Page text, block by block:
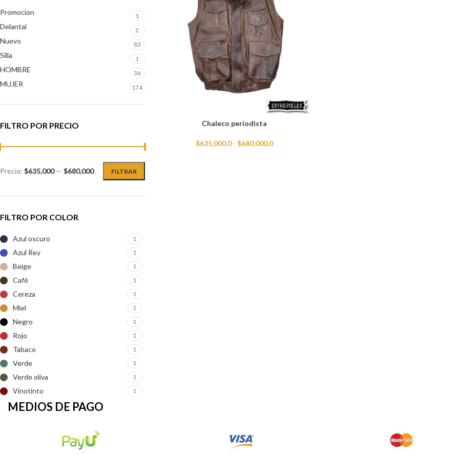
Promocion 1
Delantal 2
Nuevo 83
Silla 1
HOMBRE 36
MUJER 174
FILTRO POR PRECIO
FILTRAR
Precio: $635,000— $680,000
FILTRO POR COLOR
Azul oscuro 1
Azul Rey 1
Beige 1
Café 1
Cereza 1
Miel 1
Negro 1
Rojo 1
Tabaco 1
Verde 1
Verde oliva 1
Vinotinto 1
Chaleco periodista
$635,000.0 - $680,000.0
MEDIOS DE PAGO